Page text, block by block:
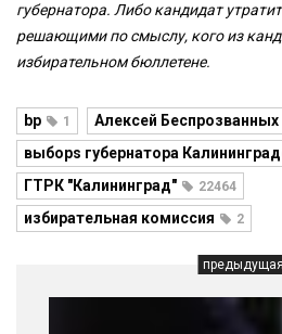
губернатора. Либо кандидат
решающими по смыслу, кого из
избирательном бюллетене.
bp 1 Алексей Беспрозванных
выборs губернатора
ГТРК "Калининград" 22464
избирательная комиссия 2
предыдущая